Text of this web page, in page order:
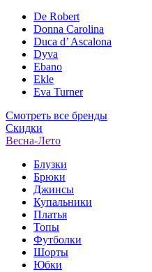
De Robert
Donna Carolina
Duca d’ Ascalona
Dyva
Ebano
Ekle
Eva Turner
Смотреть все бренды
Скидки
Весна-Лето
Блузки
Брюки
Джинсы
Купальники
Платья
Топы
Футболки
Шорты
Юбки